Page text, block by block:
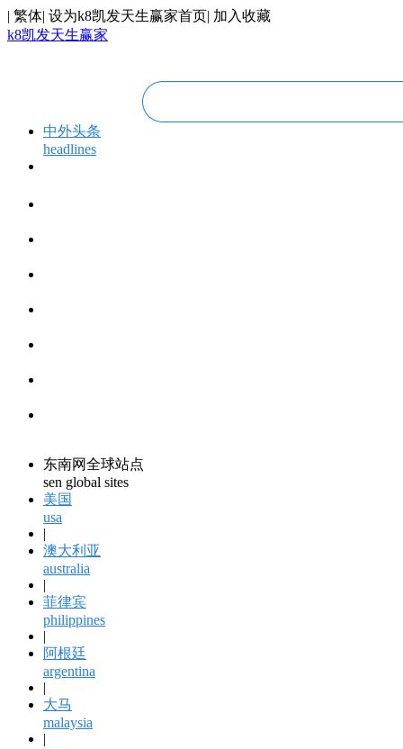
| 繁体| 设为k8凯发天生赢家首页| 加入收藏
k8凯发天生赢家
中外头条
headlines
东南网全球站点
sen global sites
美国
usa
|
澳大利亚
australia
|
菲律宾
philippines
|
阿根廷
argentina
|
大马
malaysia
|